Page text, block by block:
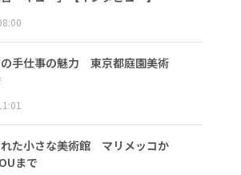
の手仕事の魅力 東京都庭園美術
た小さな美術館 マリメッコか
まで